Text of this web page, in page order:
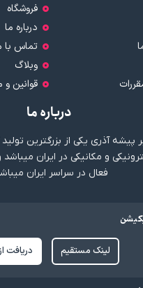
فروشگاه
درباره ما
تماس با
وبلاگ
قوانین و
درباره ما
پیشه آذری یکی از بزرگترین
و مکانیکی در ایران میباشد
فعال در سراسر ایران
لینک مستقیم دریافت